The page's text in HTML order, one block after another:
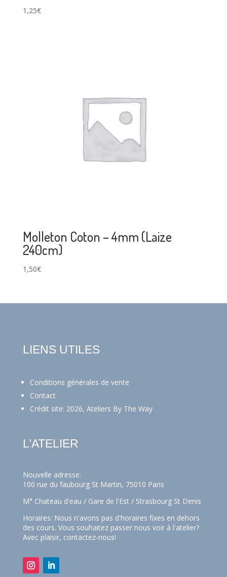
1,25€
Molleton Coton – 4mm (Laize
240cm)
1,50€
LIENS UTILES
Conditions générales de vente
Contact
Crédit site: 2026, Ateliers By The Way
L'ATELIER
Nouvelle adresse:
100 rue du faubourg St Martin, 75010 Paris
M° Chateau d'eau / Gare de l'Est / Strasbourg St Denis
Horaires: Nous n'avons pas d'horaires fixes en dehors
des cours. Vous souhaitez passer nous voir à l'atelier?
Avec plaisir, contactez-nous!